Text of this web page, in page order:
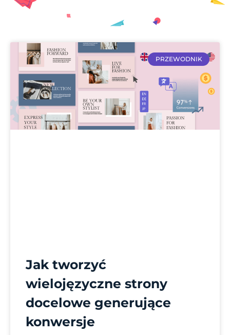
PRZEWODNIK
Jak tworzyć
wielojęzyczne strony
docelowe generujące
konwersje